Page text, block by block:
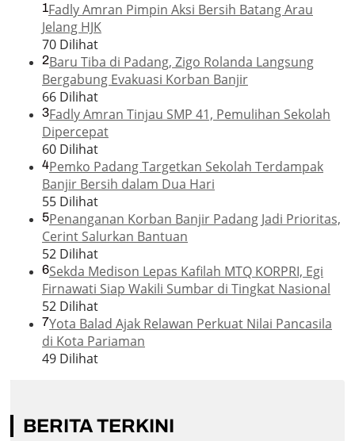
1Fadly Amran Pimpin Aksi Bersih Batang Arau
Jelang HJK
70 Dilihat
2Baru Tiba di Padang, Zigo Rolanda Langsung
Bergabung Evakuasi Korban Banjir
66 Dilihat
3Fadly Amran Tinjau SMP 41, Pemulihan Sekolah
Dipercepat
60 Dilihat
4Pemko Padang Targetkan Sekolah Terdampak
Banjir Bersih dalam Dua Hari
55 Dilihat
5Penanganan Korban Banjir Padang Jadi Prioritas,
Cerint Salurkan Bantuan
52 Dilihat
6Sekda Medison Lepas Kafilah MTQ KORPRI, Egi
Firnawati Siap Wakili Sumbar di Tingkat Nasional
52 Dilihat
7Yota Balad Ajak Relawan Perkuat Nilai Pancasila
di Kota Pariaman
49 Dilihat
BERITA TERKINI